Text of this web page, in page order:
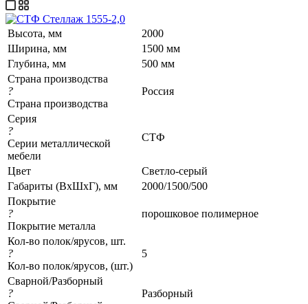
Высота, мм
2000
Ширина, мм
1500 мм
Глубина, мм
500 мм
Страна производства
?
Страна производства
Россия
Серия
?
Серии металлической
мебели
СТФ
Цвет
Светло-серый
Габариты (ВхШхГ), мм
2000/1500/500
Покрытие
?
Покрытие металла
порошковое полимерное
Кол-во полок/ярусов, шт.
?
Кол-во полок/ярусов, (шт.)
5
Сварной/Разборный
?
Разборный